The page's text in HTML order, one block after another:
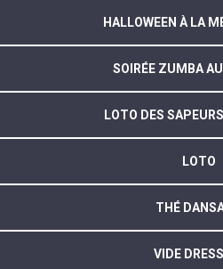
HALLOWEEN À LA
SOIRÉE ZUMBA
LOTO DES
LOTO
THÉ
VIDE